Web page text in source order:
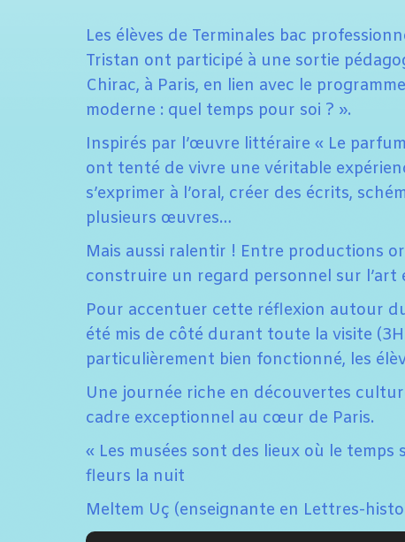
Les élèves de Terminales bac
Tristan ont participé à une sortie
Chirac, à Paris, en lien avec le
moderne : quel temps pour soi ? ».
Inspirés par l’œuvre littéraire « Le
ont tenté de vivre une véritable
s’exprimer à l’oral, créer des écrits,
plusieurs œuvres…
Mais aussi ralentir ! Entre productions
construire un regard personnel sur l’art
Pour accentuer cette réflexion autour
été mis de côté durant toute la visite
particulièrement bien fonctionné, les
Une journée riche en découvertes
cadre exceptionnel au cœur de Paris.
« Les musées sont des lieux où le
fleurs la nuit
Meltem Uç (enseignante en Lettres-